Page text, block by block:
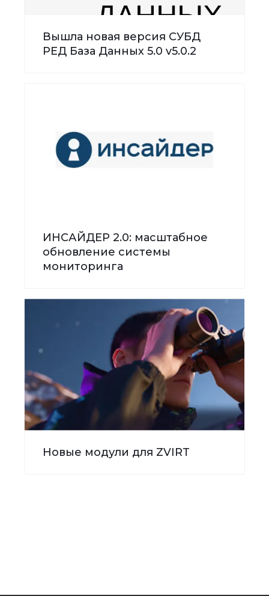
Вышла новая версия СУБД
РЕД База Данных 5.0 v5.0.2
ИНСАЙДЕР 2.0: масштабное
обновление системы
мониторинга
Новые модули для ZVIRT